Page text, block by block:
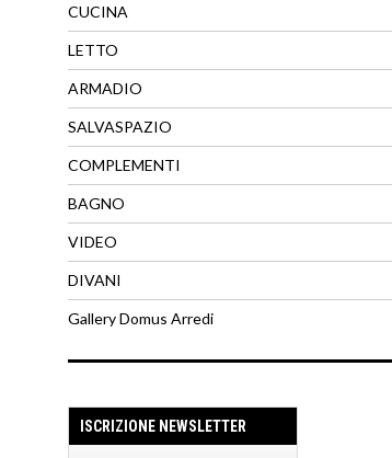
CUCINA
LETTO
ARMADIO
SALVASPAZIO
COMPLEMENTI
BAGNO
VIDEO
DIVANI
Gallery Domus Arredi
ISCRIZIONE NEWSLETTER